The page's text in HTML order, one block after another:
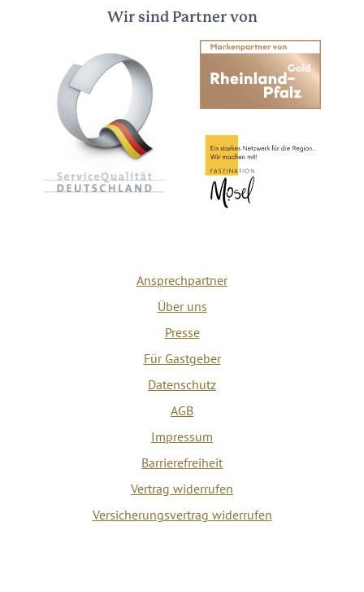
Wir sind Partner von
Ansprechpartner
Über uns
Presse
Für Gastgeber
Datenschutz
AGB
Impressum
Barrierefreiheit
Vertrag widerrufen
Versicherungsvertrag widerrufen